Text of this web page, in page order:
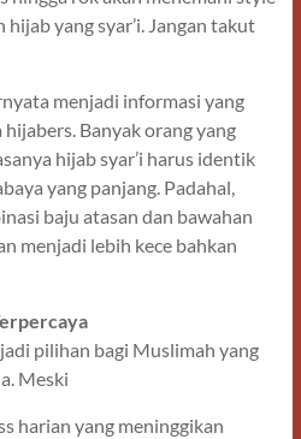
yang syar’i. Jangan takut
menjadi informasi yang
Banyak orang yang
hijab syar’i harus identik
yang panjang. Padahal,
baju atasan dan bawahan
menjadi lebih kece bahkan
pilihan bagi Muslimah yang
Meski
harian yang meninggikan